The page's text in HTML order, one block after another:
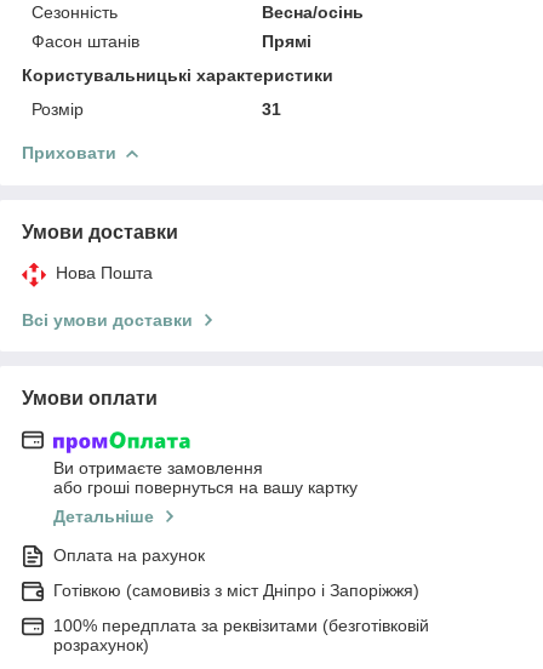
Сезонність
Весна/осінь
Фасон штанів
Прямі
Користувальницькі характеристики
Розмір
31
Приховати
Умови доставки
Нова Пошта
Всі умови доставки
Умови оплати
Ви отримаєте замовлення
або гроші повернуться на вашу картку
Детальніше
Оплата на рахунок
Готівкою (самовивіз з міст Дніпро і Запоріжжя)
100% передплата за реквізитами (безготівковій
розрахунок)